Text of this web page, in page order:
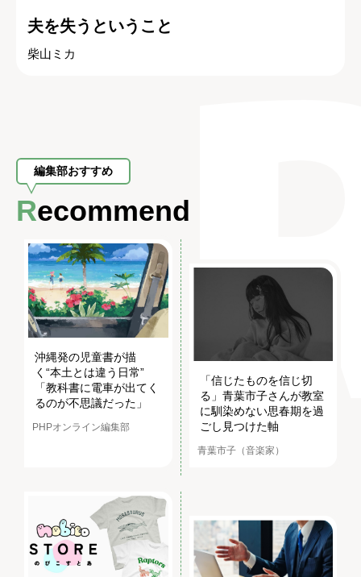
夫を失うということ
柴山ミカ
編集部おすすめ
Recommend
沖縄発の児童書が描
く“本土とは違う日常”
「教科書に電車が出てく
るのが不思議だった」
PHPオンライン編集部
「信じたものを信じ切
る」青葉市子さんが教室
に馴染めない思春期を過
ごし見つけた軸
青葉市子（音楽家）